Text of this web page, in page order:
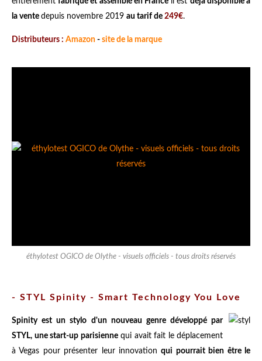
la vente depuis novembre 2019 au tarif de 249€.
Distributeurs : Amazon - site de la marque
éthylotest OGICO de Olythe - visuels officiels - tous droits réservés
- STYL Spinity - Smart Technology You Love
Spinity est un stylo d'un nouveau genre développé par
STYL, une start-up parisiennequi avait fait le déplacement
à Vegas pour présenter leur innovationqui pourrait bien être le